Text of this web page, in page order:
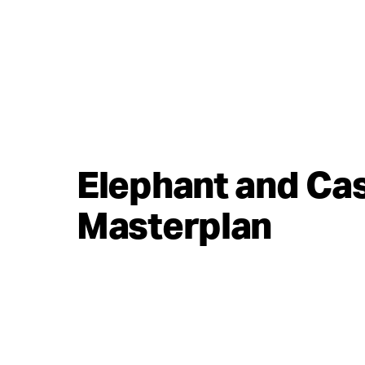
Elephant and
Masterplan